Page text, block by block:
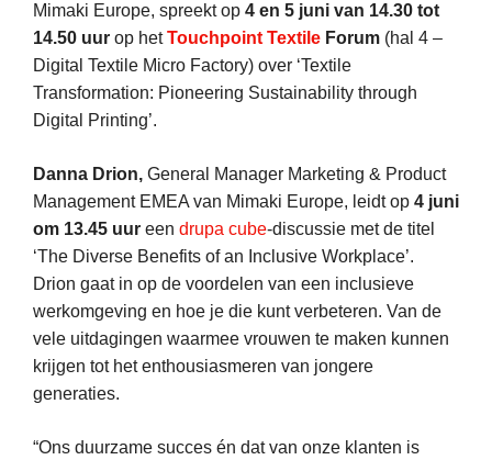
Mimaki Europe, spreekt op 4 en 5 juni van 14.30 tot
14.50 uur op hetTouchpoint Textile Forum (hal 4 –
Digital Textile Micro Factory) over ‘Textile
Transformation: Pioneering Sustainability through
Digital Printing’.
Danna Drion, General Manager Marketing & Product
Management EMEA van Mimaki Europe, leidt op 4 juni
om 13.45 uur een drupa cube-discussie met de titel
‘The Diverse Benefits of an Inclusive Workplace’.
Drion gaat in op de voordelen van een inclusieve
werkomgeving en hoe je die kunt verbeteren. Van de
vele uitdagingen waarmee vrouwen te maken kunnen
krijgen tot het enthousiasmeren van jongere
generaties.
“Ons duurzame succes én dat van onze klanten is